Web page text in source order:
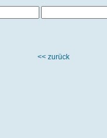
<< zurück